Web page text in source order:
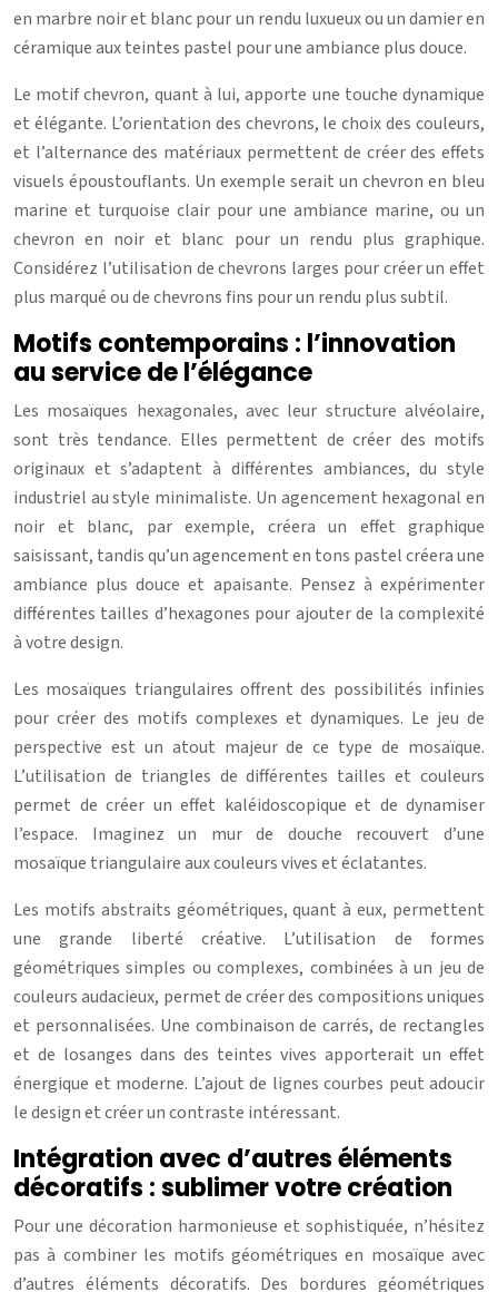
en marbre noir et blanc pour un rendu luxueux ou un damier en
céramique aux teintes pastel pour une ambiance plus douce.
Le motif chevron, quant à lui, apporte une touche dynamique
et élégante. L’orientation des chevrons, le choix des couleurs,
et l’alternance des matériaux permettent de créer des effets
visuels époustouflants. Un exemple serait un chevron en bleu
marine et turquoise clair pour une ambiance marine, ou un
chevron en noir et blanc pour un rendu plus graphique.
Considérez l’utilisation de chevrons larges pour créer un effet
plus marqué ou de chevrons fins pour un rendu plus subtil.
Motifs contemporains : l’innovation
au service de l’élégance
Les mosaïques hexagonales, avec leur structure alvéolaire,
sont très tendance. Elles permettent de créer des motifs
originaux et s’adaptent à différentes ambiances, du style
industriel au style minimaliste. Un agencement hexagonal en
noir et blanc, par exemple, créera un effet graphique
saisissant, tandis qu’un agencement en tons pastel créera une
ambiance plus douce et apaisante. Pensez à expérimenter
différentes tailles d’hexagones pour ajouter de la complexité
à votre design.
Les mosaïques triangulaires offrent des possibilités infinies
pour créer des motifs complexes et dynamiques. Le jeu de
perspective est un atout majeur de ce type de mosaïque.
L’utilisation de triangles de différentes tailles et couleurs
permet de créer un effet kaléidoscopique et de dynamiser
l’espace. Imaginez un mur de douche recouvert d’une
mosaïque triangulaire aux couleurs vives et éclatantes.
Les motifs abstraits géométriques, quant à eux, permettent
une grande liberté créative. L’utilisation de formes
géométriques simples ou complexes, combinées à un jeu de
couleurs audacieux, permet de créer des compositions uniques
et personnalisées. Une combinaison de carrés, de rectangles
et de losanges dans des teintes vives apporterait un effet
énergique et moderne. L’ajout de lignes courbes peut adoucir
le design et créer un contraste intéressant.
Intégration avec d’autres éléments
décoratifs : sublimer votre création
Pour une décoration harmonieuse et sophistiquée, n’hésitez
pas à combiner les motifs géométriques en mosaïque avec
d’autres éléments décoratifs. Des bordures géométriques